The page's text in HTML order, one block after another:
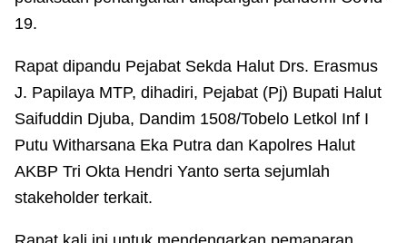
pelaksaan penanganan dilapangan pandemi Covid-
Rapat dipandu Pejabat Sekda Halut Drs. Erasmus
J. Papilaya MTP, dihadiri, Pejabat (Pj) Bupati Halut
Saifuddin Djuba, Dandim 1508/Tobelo Letkol Inf I
Putu Witharsana Eka Putra dan Kapolres Halut
AKBP Tri Okta Hendri Yanto serta sejumlah